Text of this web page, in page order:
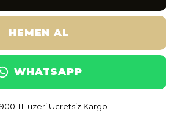
HEMEN AL
WHATSAPP
TL üzeri Ücretsiz Kargo